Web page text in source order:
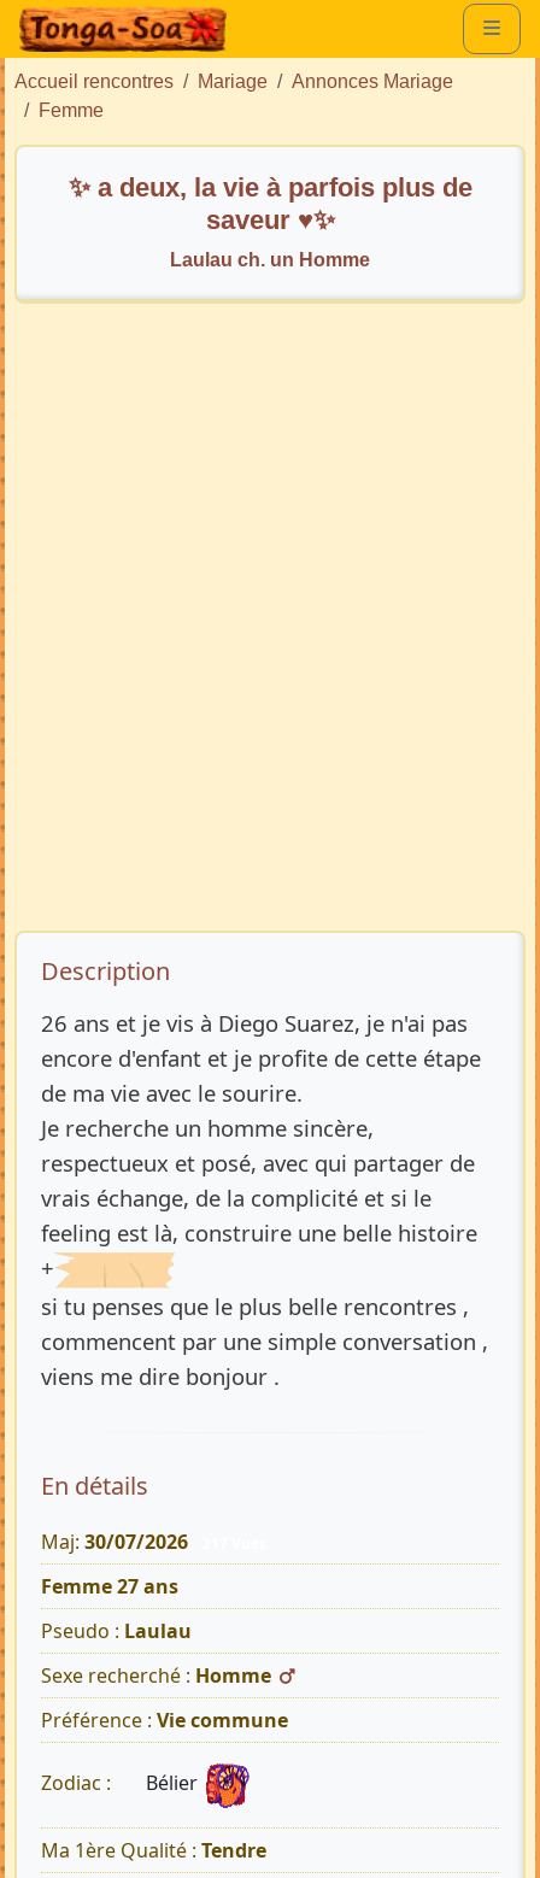
Accueil rencontres Mariage
Annonces Mariage
Femme
✨ a deux, la vie à parfois plus de
saveur ♥️✨
Laulau ch. un Homme
Description de l’annonce
Description
26 ans et je vis à Diego Suarez, je n'ai pas
encore d'enfant et je profite de cette étape
de ma vie avec le sourire.
Je recherche un homme sincère,
respectueux et posé, avec qui partager de
vrais échange, de la complicité et si le
feeling est là, construire une belle histoire
+
si tu penses que le plus belle rencontres ,
commencent par une simple conversation ,
viens me dire bonjour .
En détails
Maj: 30/07/2026
Femme 27 ans
Pseudo : Laulau
Sexe recherché : Homme
Préférence : Vie commune
Zodiac : Bélier
Ma 1ère Qualité : Tendre